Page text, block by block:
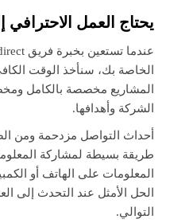
يحتاج العمل الاحترافي
الخاصة بك، سنأخذ الوقت
المشاريع مخصصة بالكامل
الشركة وأهدافها.
أحداث التواصل مزدحمة ومن
طريقة بسيطة لمشاركة
المعلومات على الهاتف أو
الحل الأمثل عند التحدث إلى
التوالي.